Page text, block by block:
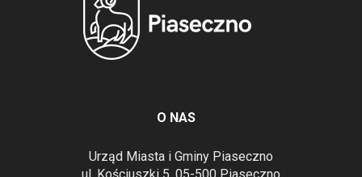
O NAS
Urząd Miasta i Gminy Piaseczno